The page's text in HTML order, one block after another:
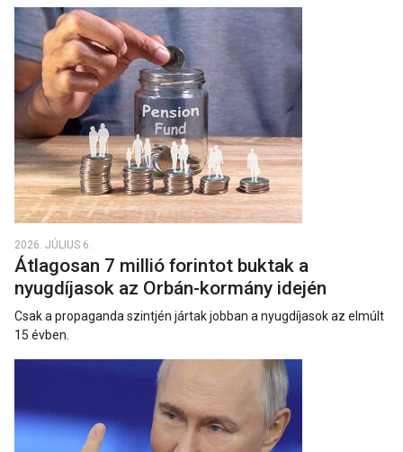
2026. JÚLIUS 6.
Átlagosan 7 millió forintot buktak a
nyugdíjasok az Orbán-kormány idején
Csak a propaganda szintjén jártak jobban a nyugdíjasok az elmúlt
15 évben.